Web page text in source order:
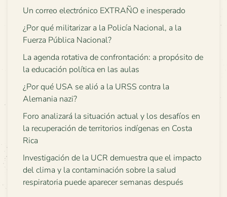
Un correo electrónico EXTRAÑO e inesperado
¿Por qué militarizar a la Policía Nacional, a la
Fuerza Pública Nacional?
La agenda rotativa de confrontación: a propósito de
la educación política en las aulas
¿Por qué USA se alió a la URSS contra la
Alemania nazi?
Foro analizará la situación actual y los desafíos en
la recuperación de territorios indígenas en Costa
Rica
Investigación de la UCR demuestra que el impacto
del clima y la contaminación sobre la salud
respiratoria puede aparecer semanas después